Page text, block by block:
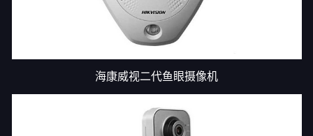
海康威视二代鱼眼摄像机